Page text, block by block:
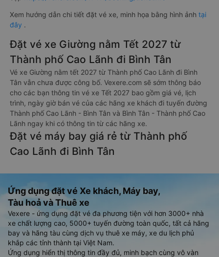
Xem hướng dẫn chi tiết đặt vé xe, minh họa bằng hình ảnh tại
đây .
Đặt vé xe Giường nằm Tết 2027 từ
Thành phố Cao Lãnh đi Bình Tân
Vé xe Giường nằm tết 2027 từ Thành phố Cao Lãnh đi Bình
Tân vẫn chưa được công bố. Vexere.com sẽ sớm thông báo
cho các bạn thông tin vé xe Tết 2027 bao gồm giá vé, lịch
trình, ngày giờ bán vé của các hãng xe khách đi tuyến đường
Thành phố Cao Lãnh - Bình Tân và Bình Tân - Thành phố Cao
Lãnh ngay khi có thông tin từ các hãng xe.
Đặt vé máy bay giá rẻ từ Thành phố
Cao Lãnh đi Bình Tân
Ứng dụng đặt vé Xe khách, Máy bay,
Tàu hoả và Thuê xe
Vexere - ứng dụng đặt vé đa phương tiện với hơn 3000+ nhà
xe chất lượng cao, 5000+ tuyến đường toàn quốc, tất cả hãng
bay và hãng tàu cùng dịch vụ thuê xe máy, xe du lịch phủ
khắp các tỉnh thành tại Việt Nam.
Ứng dụng hiển thị thông tin đầy đủ, minh bạch cùng vô vàn